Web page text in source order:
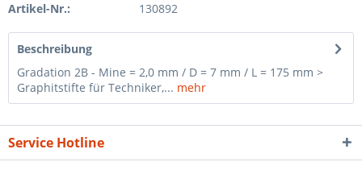
Artikel-Nr.: 130892
Beschreibung
Gradation 2B - Mine = 2,0 mm / D = 7 mm / L = 175 mm >
Graphitstifte für Techniker,... mehr
Service Hotline